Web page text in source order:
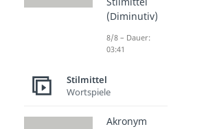
(Diminutiv)
8/8 – Dauer:
03:41
Stilmittel
Wortspiele
Akronym